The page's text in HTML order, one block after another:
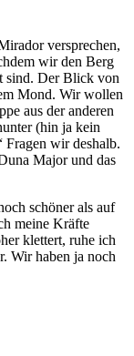
versprechen,
wir den Berg
sind. Der Blick von
Mond. Wir wollen
aus der anderen
(hin ja kein
Fragen wir deshalb.
Major und das
schöner als auf
meine Kräfte
klettert, ruhe ich
Wir haben ja noch